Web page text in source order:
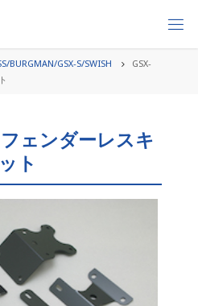
BURGMAN/GSX-S/SWISH
GSX-
フェンダーレスキ
ット